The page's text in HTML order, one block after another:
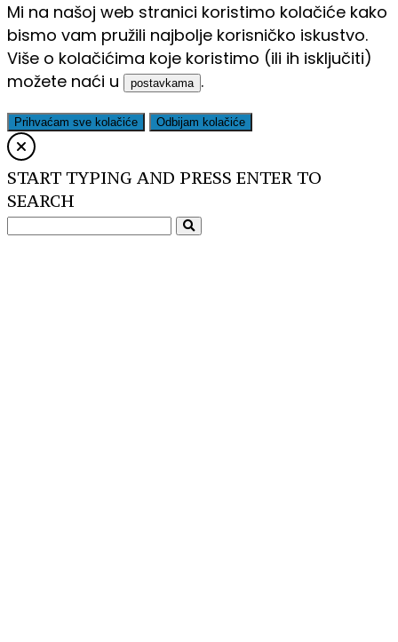
Mi na našoj web stranici koristimo kolačiće kako
bismo vam pružili najbolje korisničko iskustvo.
Više o kolačićima koje koristimo (ili ih isključiti)
možete naći u
postavkama .
Prihvaćam sve kolačiće Odbijam kolačiće
START TYPING AND PRESS ENTER TO
SEARCH